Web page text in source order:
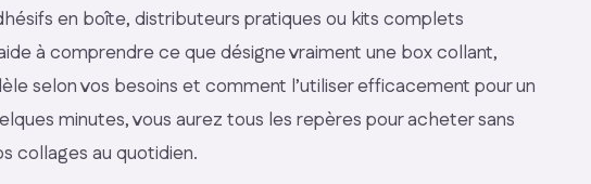
en boîte, distributeurs pratiques ou kits complets
à comprendre ce que désigne vraiment une box collant,
selon vos besoins et comment l’utiliser efficacement pour un
minutes, vous aurez tous les repères pour acheter sans
collages au quotidien.